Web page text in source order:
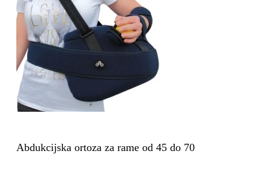
Abdukcijska ortoza za rame od 45 do 70